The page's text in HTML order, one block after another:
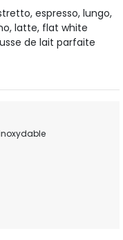
espresso, lungo,
latte, flat white
de lait parfaite